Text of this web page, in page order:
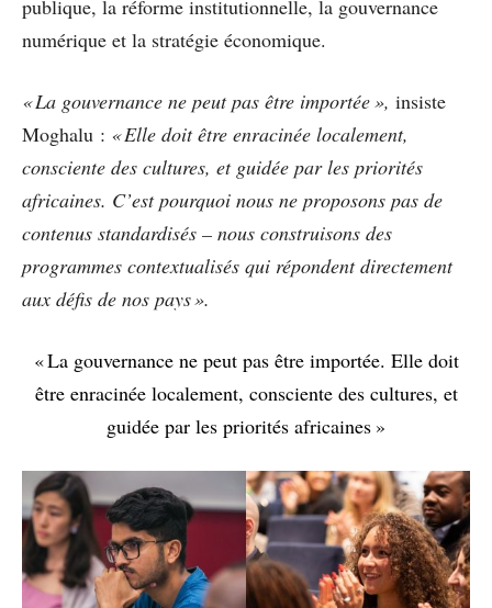
publique, la réforme institutionnelle, la gouvernance
numérique et la stratégie économique.
« La gouvernance ne peut pas être importée », insiste
Moghalu : « Elle doit être enracinée localement,
consciente des cultures, et guidée par les priorités
africaines. C’est pourquoi nous ne proposons pas de
contenus standardisés – nous construisons des
programmes contextualisés qui répondent directement
aux défis de nos pays ».
« La gouvernance ne peut pas être importée. Elle doit
être enracinée localement, consciente des cultures, et
guidée par les priorités africaines »